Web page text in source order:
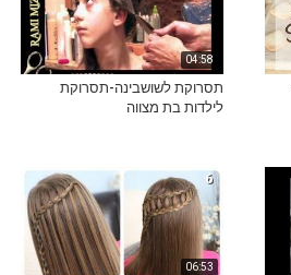
04:58
תסרוקת לשושבינה-תסרוקת
לילדות בת מצווה
06:53
6